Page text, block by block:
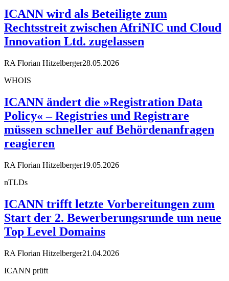
ICANN wird als Beteiligte zum
Rechtsstreit zwischen AfriNIC und Cloud
Innovation Ltd. zugelassen
RA Florian Hitzelberger28.05.2026
WHOIS
ICANN ändert die »Registration Data
Policy« – Registries und Registrare
müssen schneller auf Behördenanfragen
reagieren
RA Florian Hitzelberger19.05.2026
nTLDs
ICANN trifft letzte Vorbereitungen zum
Start der 2. Bewerberungsrunde um neue
Top Level Domains
RA Florian Hitzelberger21.04.2026
ICANN prüft